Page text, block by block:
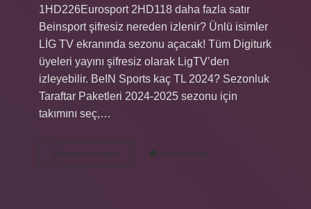
1HD226Eurosport 2HD118 daha fazla satır
Beinsport şifresiz nereden izlenir? Ünlü isimler
LİG TV ekranında sezonu açacak! Tüm Digiturk
üyeleri yayını şifresiz olarak LigTV’den
izleyebilir. BeIN Sports kaç TL 2024? Sezonluk
Taraftar Paketleri 2024-2025 sezonu için
takımını seç,…
Devamını okuyun
Beinsport
Hangi
Yorum Bırak